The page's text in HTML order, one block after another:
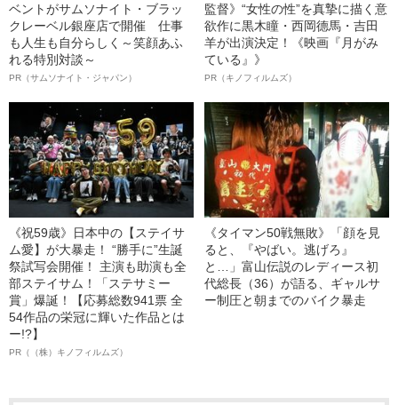
ベントがサムソナイト・ブラッ
クレーベル銀座店で開催 仕事
も人生も自分らしく～笑顔あふ
れる特別対談～
PR（サムソナイト・ジャパン）
監督》“女性の性”を真摯に描く意
欲作に黒木瞳・西岡德馬・吉田
羊が出演決定！《映画『月がみ
ている』》
PR（キノフィルムズ）
《祝59歳》日本中の【ステイサ
ム愛】が大暴走！ “勝手に”生誕
祭試写会開催！ 主演も助演も全
部ステイサム！「ステサミー
賞」爆誕！【応募総数941票 全
54作品の栄冠に輝いた作品とは
ー!?】
PR（（株）キノフィルムズ）
《タイマン50戦無敗》「顔を見
ると、『やばい。逃げろ』
と…」富山伝説のレディース初
代総長（36）が語る、ギャルサ
ー制圧と朝までのバイク暴走